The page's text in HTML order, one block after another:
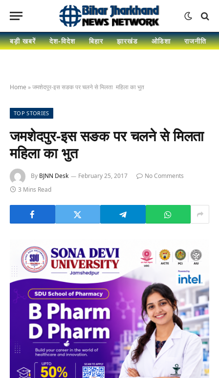
बड़ी खबरें देश-विदेश बिहार झारखंड ओडिशा राजनीति
Home »जमशेदपुर-इस सङक पर चलने से मिलता महिला का भुत
TOP STORIES
जमशेदपुर-इस सङक पर चलने से मिलता
महिला का भुत
By BJNN Desk February 25, 2017
No Comments
3 Mins Read